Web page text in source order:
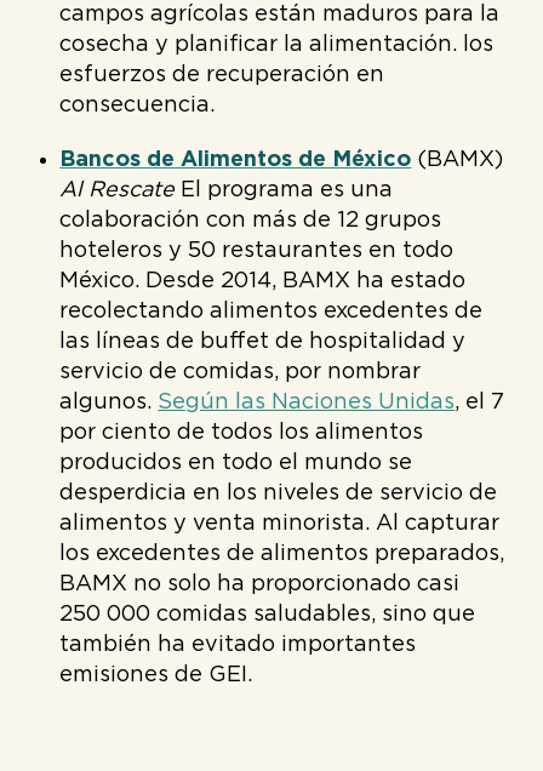
campos agrícolas están maduros para la
cosecha y planificar la alimentación. los
esfuerzos de recuperación en
consecuencia.
Bancos de Alimentos de México (BAMX)
Al Rescate El programa es una
colaboración con más de 12 grupos
hoteleros y 50 restaurantes en todo
México. Desde 2014, BAMX ha estado
recolectando alimentos excedentes de
las líneas de buffet de hospitalidad y
servicio de comidas, por nombrar
algunos. Según las Naciones Unidas, el 7
por ciento de todos los alimentos
producidos en todo el mundo se
desperdicia en los niveles de servicio de
alimentos y venta minorista. Al capturar
los excedentes de alimentos preparados,
BAMX no solo ha proporcionado casi
250 000 comidas saludables, sino que
también ha evitado importantes
emisiones de GEI.